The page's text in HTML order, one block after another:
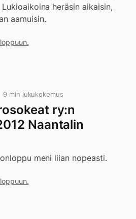
heräsin aikaisin,
aamuisin.
9 min lukukokemus
ry:n
Naantalin
meni liian nopeasti.